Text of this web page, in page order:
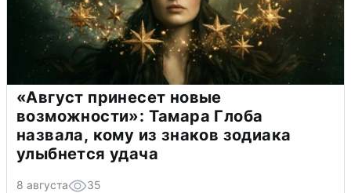
«Август принесет новые
возможности»: Тамара Глоба
назвала, кому из знаков зодиака
улыбнется удача
8 августа 35